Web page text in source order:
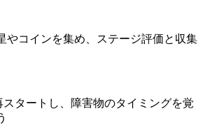
やコインを集め、ステージ評価と収集
タートし、障害物のタイミングを覚